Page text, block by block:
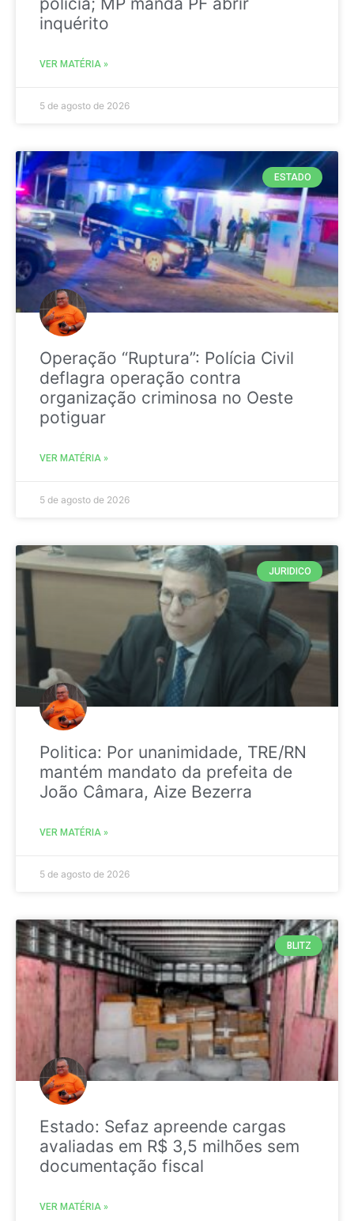
inquérito
VER MATÉRIA »
5 de agosto de 2026
ESTADO
Operação “Ruptura”: Polícia Civil
deflagra operação contra
organização criminosa no Oeste
potiguar
VER MATÉRIA »
5 de agosto de 2026
JURIDICO
Politica: Por unanimidade, TRE/RN
mantém mandato da prefeita de
João Câmara, Aize Bezerra
VER MATÉRIA »
5 de agosto de 2026
BLITZ
Estado: Sefaz apreende cargas
avaliadas em R$ 3,5 milhões sem
documentação fiscal
VER MATÉRIA »